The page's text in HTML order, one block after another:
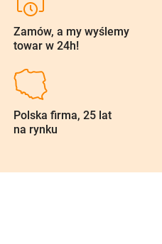
Zamów, a my wyślemy
towar w 24h!
Polska firma, 25 lat
na rynku